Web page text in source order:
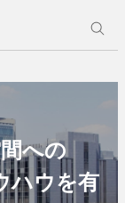
への
ハウを有